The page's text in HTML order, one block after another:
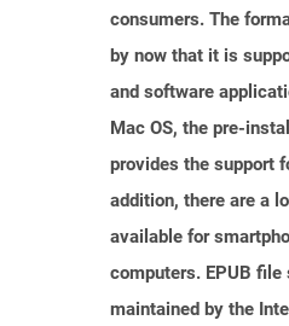
consumers. The
by now that it is
and software
Mac OS, the pre-
provides the support
addition, there are a
available for
computers. EPUB file
maintained by the